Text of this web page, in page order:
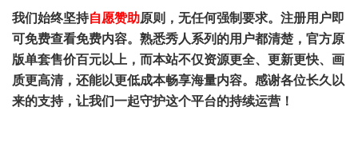
我们始终坚持自愿赞助原则，无任何强制要求。注册用户即
可免费查看免费内容。熟悉秀人系列的用户都清楚，官方原
版单套售价百元以上，而本站不仅资源更全、更新更快、画
质更高清，还能以更低成本畅享海量内容。感谢各位长久以
来的支持，让我们一起守护这个平台的持续运营！